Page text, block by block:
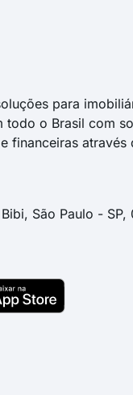
para
todo o Brasil com
financeiras através
São Paulo -